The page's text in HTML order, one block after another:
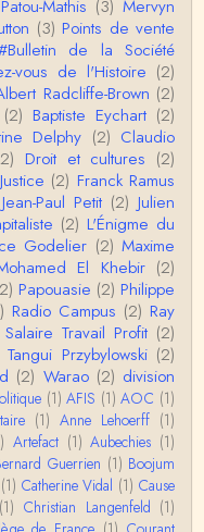
à mon moulin (si j'ose
torture…
NOT FICTIONTho
que ce text
hâtive en ce qu
proportion relative e
la variole, ils ont en
manière géné…
profite certai
dont la visit…
de Pascal Picq sur
r…
Mathis (3) Mervyn
(3) Points de vente
de la Société
vous de l'Histoire (2)
Radcliffe-Brown (2)
(2) Baptiste Eychart (2)
Delphy (2) Claudio
Droit et cultures (2)
(2) Franck Ramus
Jean-Paul Petit (2) Julien
(2) L'Énigme du
Godelier (2) Maxime
El Khebir (2)
Papouasie (2) Philippe
Radio Campus (2) Ray
Salaire Travail Profit (2)
Tangui Przybylowski (2)
(2) Warao (2) division
(1) AFIS (1) AOC (1)
(1) Anne Lehoerff (1)
Artefact (1) Aubechies (1)
Guerrien (1) Boojum
(1) Catherine Vidal (1) Cause
(1) Christian Langenfeld (1)